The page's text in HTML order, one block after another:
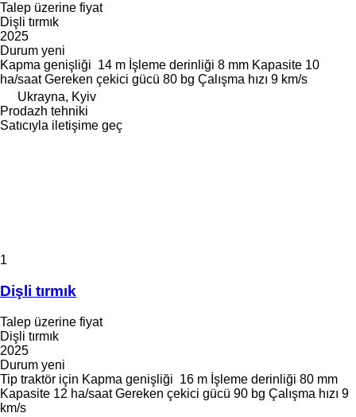
Talep üzerine fiyat
Dişli tırmık
2025
Durum yeni
Kapma genişliği 14 m İşleme derinliği 8 mm Kapasite 10
ha/saat Gereken çekici gücü 80 bg Çalışma hızı 9 km/s
Ukrayna, Kyiv
Prodazh tehniki
Satıcıyla iletişime geç
1
Dişli tırmık
Talep üzerine fiyat
Dişli tırmık
2025
Durum yeni
Tip traktör için Kapma genişliği 16 m İşleme derinliği 80 mm
Kapasite 12 ha/saat Gereken çekici gücü 90 bg Çalışma hızı 9
km/s